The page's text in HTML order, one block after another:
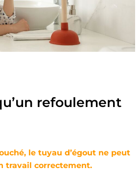
refoulement
le tuyau d’égout ne peut
travail correctement.